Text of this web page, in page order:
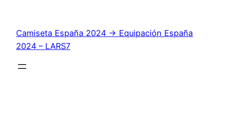
contenido
Camiseta España 2024 → Equipación España
2024 – LARS7